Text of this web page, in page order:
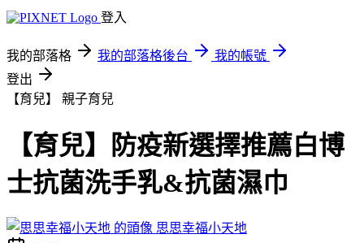
登入
我的部落格 我的部落格後台
我的帳號
登出
【育兒】 親子育兒
【育兒】防疫新選擇推薦白博
士抗菌洗手乳&抗菌濕巾
思思幸福小天地